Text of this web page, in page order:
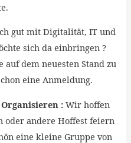
gut mit Digitalität, IT und
sich da einbringen ?
dem neuesten Stand zu
eine Anmeldung.
Organisieren :Wir hoffen
oder andere Hoffest feiern
eine kleine Gruppe von